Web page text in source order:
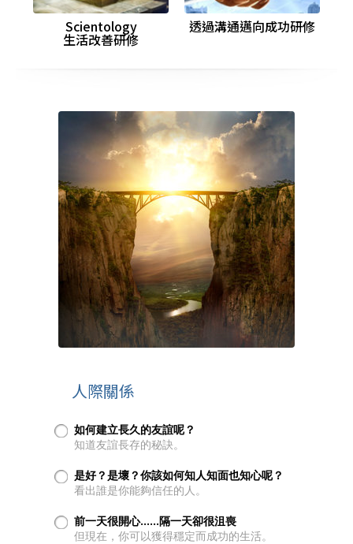
Scientology
生活改善研修
透過溝通邁向成功研修
人際關係
如何建立長久的友誼呢？
知道友誼長存的秘訣。
是好？是壞？你該如何知人知面也知心呢？
看出誰是你能夠信任的人。
前一天很開心……隔一天卻很沮喪
但現在，你可以獲得穩定而成功的生活。